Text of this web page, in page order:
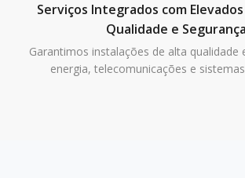
Serviços Integrados com
Qualidade e Segurança
Garantimos instalações de alta qualidade
energia, telecomunicações e